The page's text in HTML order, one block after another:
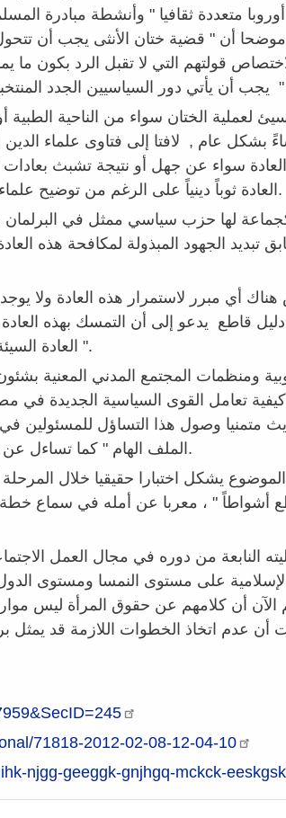
متعددة ثقافيا " وأنشطة مبادرة
موضحا أن " قضية ختان الأنثى يجب أن
قولتهم التي لا تقبل الرد بكون
لعملية الختان سواء من الناحية الطبية
بشكل عام , لافتا إلى فتاوى علماء
سواء عن جهل أو نتيجة تشبث بعادات
العادة ثوباً دينياً على الرغم من توضيح علماء الدين الإسلامي لجميع الشبهات الخاصة بهذا الموضوع.
لها حزب سياسي ممثل في البرلمان
الجهود المبذولة لمكافحة هذه
أي مبرر لاستمرار هذه العادة ولا
قاطع يدعو إلى أن التمسك بهذه العادة ،
العادة السيئة " حرصا على سلامة المرأة والفتاة والطفلة المسلمة ".
ومنظمات المجتمع المدني المعنية
تعامل القوى السياسية الجديدة في
متمنيا وصول هذا التساؤل للمسئولين
الملف الهام " كما تساءل عن موقف وزيرة الشؤون الاجتماعية في الحكومة القادمة.
يشكل اختبارا حقيقيا خلال
أشواطاً " ، معربا عن أمله في سماع
النابعة من دوره في مجال العمل
على مستوى النمسا ومستوى الدول
الآن أن كلامهم عن حقوق المرأة ليس
عدم اتخاذ الخطوات اللازمة قد يمثل
71818-2012-02-08-12-04-10
njgg-geeggk-gnjhgq-mckck-